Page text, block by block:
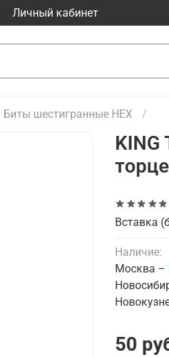
Личный кабинет
Биты шестигранные HEX
KING
50
Наличие:
Москва –
Вставка